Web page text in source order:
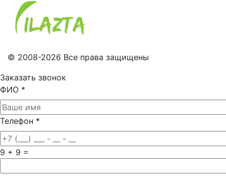
© 2008-2026 Все права защищены
Заказать звонок
ФИО *
Телефон *
9 + 9 =